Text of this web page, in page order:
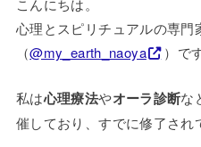
こんにちは。
心理とスピリチュアルの専
（@my_earth_naoya ）で
私は心理療法やオーラ診断な
催しており、すでに修了され